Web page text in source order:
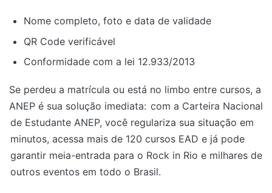
Nome completo, foto e data de validade
QR Code verificável
Conformidade com a lei 12.933/2013
Se perdeu a matrícula ou está no limbo entre cursos, a
ANEP é sua solução imediata: com a Carteira Nacional
de Estudante ANEP, você regulariza sua situação em
minutos, acessa mais de 120 cursos EAD e já pode
garantir meia-entrada para o Rock in Rio e milhares de
outros eventos em todo o Brasil.